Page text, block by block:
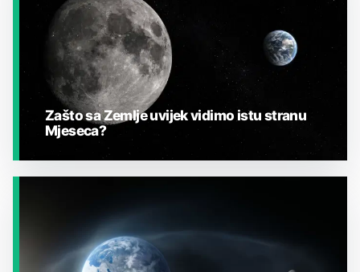
Zašto sa Zemlje uvijek vidimo istu stranu
Mjeseca?